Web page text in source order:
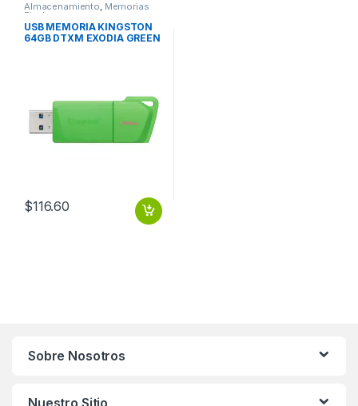
Almacenamiento, Memorias
Flash
USB MEMORIA KINGSTON
64GB DTXM EXODIA GREEN
$116.60
Sobre Nosotros
Nuestro Sitio